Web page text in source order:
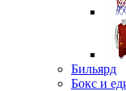
Бильярд
Бокс и